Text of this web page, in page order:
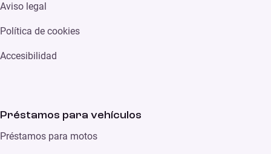
Aviso legal
Política de cookies
Accesibilidad
Préstamos para vehículos
Préstamos para motos